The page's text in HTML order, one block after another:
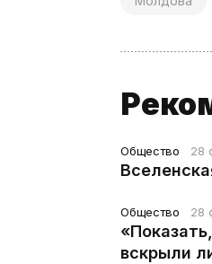
Общество 28
Общество 28
вскрыли